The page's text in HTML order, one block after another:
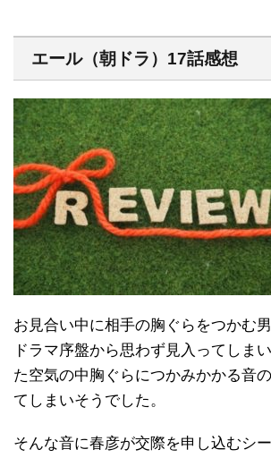
エール（朝ドラ）17話感想
お見合い中に相手の胸ぐらをつかむ
ドラマ序盤から思わず見入ってしま
た空気の中胸ぐらにつかみかかる音
てしまいそうでした。
そんな音に春彦が交際を申し込むシ